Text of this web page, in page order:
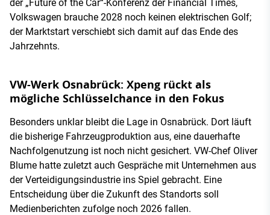
der „Future of the Car“-Konferenz der Financial Times,
Volkswagen brauche 2028 noch keinen elektrischen Golf;
der Marktstart verschiebt sich damit auf das Ende des
Jahrzehnts.
VW-Werk Osnabrück: Xpeng rückt als
mögliche Schlüsselchance in den Fokus
Besonders unklar bleibt die Lage in Osnabrück. Dort läuft
die bisherige Fahrzeugproduktion aus, eine dauerhafte
Nachfolgenutzung ist noch nicht gesichert. VW-Chef Oliver
Blume hatte zuletzt auch Gespräche mit Unternehmen aus
der Verteidigungsindustrie ins Spiel gebracht. Eine
Entscheidung über die Zukunft des Standorts soll
Medienberichten zufolge noch 2026 fallen.